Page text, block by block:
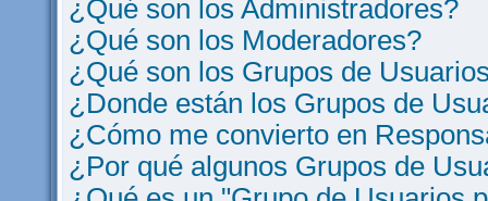
¿Qué son los Administradores?
¿Qué son los Moderadores?
¿Qué son los Grupos de
¿Donde están los Grupos de
¿Cómo me convierto en
¿Por qué algunos Grupos de